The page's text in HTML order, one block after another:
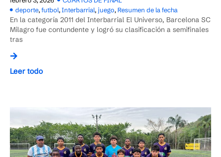
deporte,futbol,Interbarrial, juego, Resumen de la fecha
En la categoría 2011 del Interbarrial El Universo, Barcelona SC
Milagro fue contundente y logró su clasificación a semifinales
tras
Leer todo